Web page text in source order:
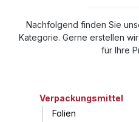
Nachfolgend finden Sie
Kategorie. Gerne erstellen
für Ihre
Verpackungsmittel
Folien